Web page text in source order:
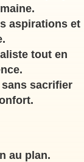
aspirations et
tout en
sacrifier
au plan.